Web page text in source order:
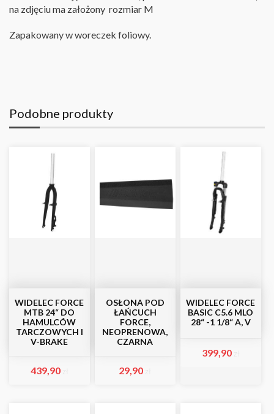
na zdjęciu ma założony rozmiar M
Zapakowany w woreczek foliowy.
Podobne produkty
WIDELEC FORCE
MTB 24“ DO
HAMULCÓW
TARCZOWYCH I
V-BRAKE
439,90
OSŁONA POD
ŁAŃCUCH
FORCE,
NEOPRENOWA,
CZARNA
29,90
WIDELEC FORCE
BASIC C5.6 MLO
28“ -1 1/8“ A, V
399,90